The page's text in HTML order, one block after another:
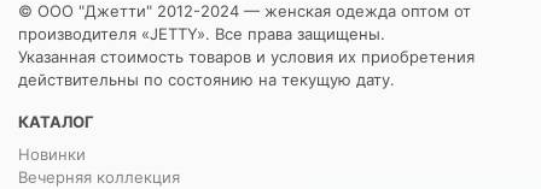
© ООО "Джетти" 2012-2024 — женская одежда оптом от
производителя «JETTY». Все права защищены.
Указанная стоимость товаров и условия их приобретения
действительны по состоянию на текущую дату.
КАТАЛОГ
Новинки
Вечерняя коллекция